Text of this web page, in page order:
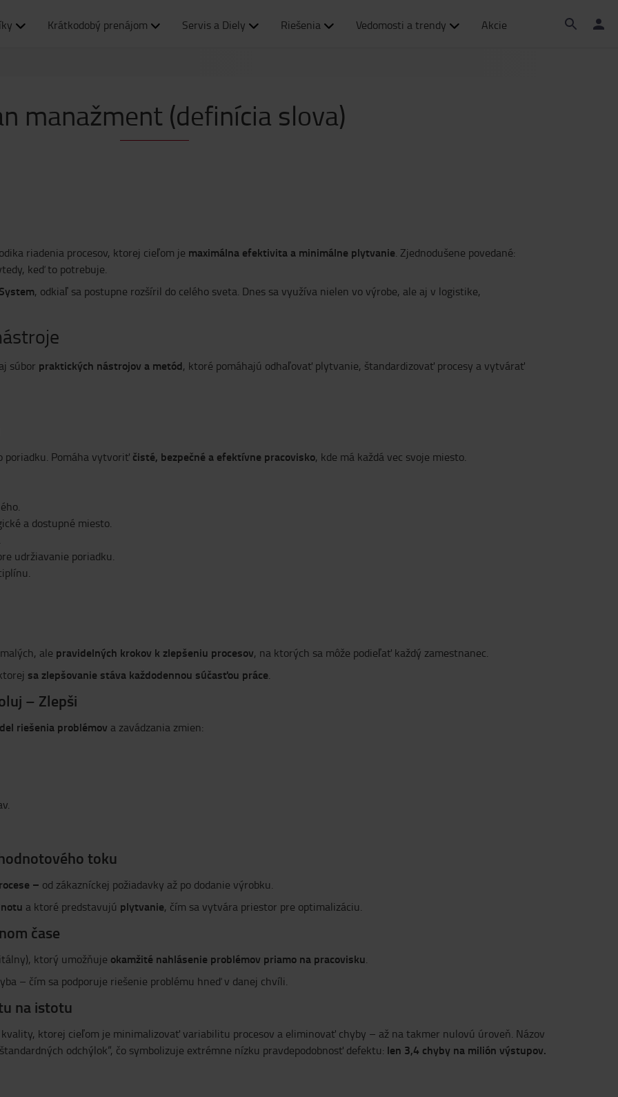
Krátkodobý prenájom Servis a Diely Riešenia Vedomosti a trendy Akcie
manažment (definícia slova)
riadenia procesov, ktorej cieľom je maximálna efektivita a minimálne plytvanie. Zjednodušene povedané:
keď to potrebuje.
, odkiaľ sa postupne rozšíril do celého sveta. Dnes sa využíva nielen vo výrobe, ale aj v logistike,
súbor praktických nástrojov a metód, ktoré pomáhajú odhaľovať plytvanie, štandardizovať procesy a vytvárať
poriadku. Pomáha vytvoriť čisté, bezpečné a efektívne pracovisko, kde má každá vec svoje miesto.
a dostupné miesto.
udržiavanie poriadku.
ale pravidelných krokov k zlepšeniu procesov, na ktorých sa môže podieľať každý zamestnanec.
sa zlepšovanie stáva každodennou súčasťou práce.
– Zlepši
riešenia problémov a zavádzania zmien:
toku
– od zákazníckej požiadavky až po dodanie výrobku.
a ktoré predstavujú plytvanie, čím sa vytvára priestor pre optimalizáciu.
čase
ktorý umožňuje okamžité nahlásenie problémov priamo na pracovisku.
– čím sa podporuje riešenie problému hneď v danej chvíli.
na istotu
ktorej cieľom je minimalizovať variabilitu procesov a eliminovať chyby – až na takmer nulovú úroveň. Názov
odchýlok“, čo symbolizuje extrémne nízku pravdepodobnosť defektu: len 3,4 chyby na milión výstupov.